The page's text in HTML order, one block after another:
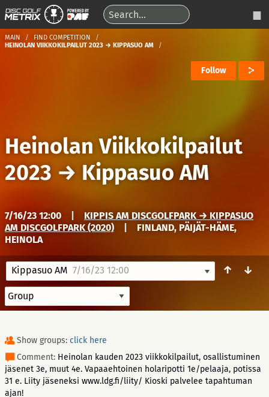
MAIN
FIND COMPETITION
HEINOLAN VIIKKOKILPAILUT 2023 → KIPPASUO AM
Follow
Heinolan Viikkokilpailut
2023 → Kippasuo AM
7/16/23 12:00
KIPPIS AM DISCGOLFPARK → KIPPASUO
AM DISCGOLFPARK (2020)
FINLAND, PÄIJÄT-HÄME,
HEINOLA
Kippasuo AM 7/16/23 12:00 ↑ ↓
Show groups: click here
Comment: Heinolan kauden 2023 viikkokilpailut, osallistuminen
jäsenet 3e, muut 4e. Vapaaehtoinen holaripotti 1e/pelaaja, potissa
31 e. Liity jäseneksi www.ldg.fi/liity/ Kioski palvelee tapahtuman
ajan!